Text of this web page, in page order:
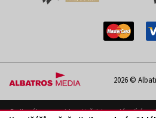
2026 ©
Podle zákona o evidenci tržeb je prodávající